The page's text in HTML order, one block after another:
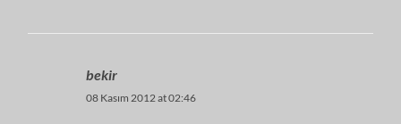
bekir
08 Kasım 2012 at 02:46